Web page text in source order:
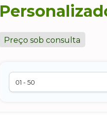
Preço sob consulta